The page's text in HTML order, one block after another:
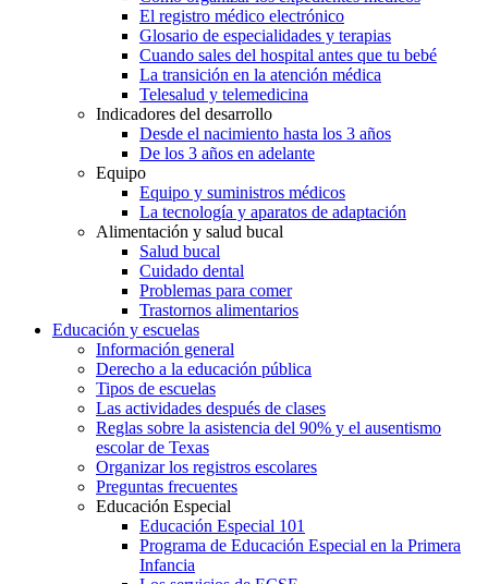
El registro médico electrónico
Glosario de especialidades y terapias
Cuando sales del hospital antes que tu bebé
La transición en la atención médica
Telesalud y telemedicina
Indicadores del desarrollo
Desde el nacimiento hasta los 3 años
De los 3 años en adelante
Equipo
Equipo y suministros médicos
La tecnología y aparatos de adaptación
Alimentación y salud bucal
Salud bucal
Cuidado dental
Problemas para comer
Trastornos alimentarios
Educación y escuelas
Información general
Derecho a la educación pública
Tipos de escuelas
Las actividades después de clases
Reglas sobre la asistencia del 90% y el ausentismo
escolar de Texas
Organizar los registros escolares
Preguntas frecuentes
Educación Especial
Educación Especial 101
Programa de Educación Especial en la Primera
Infancia